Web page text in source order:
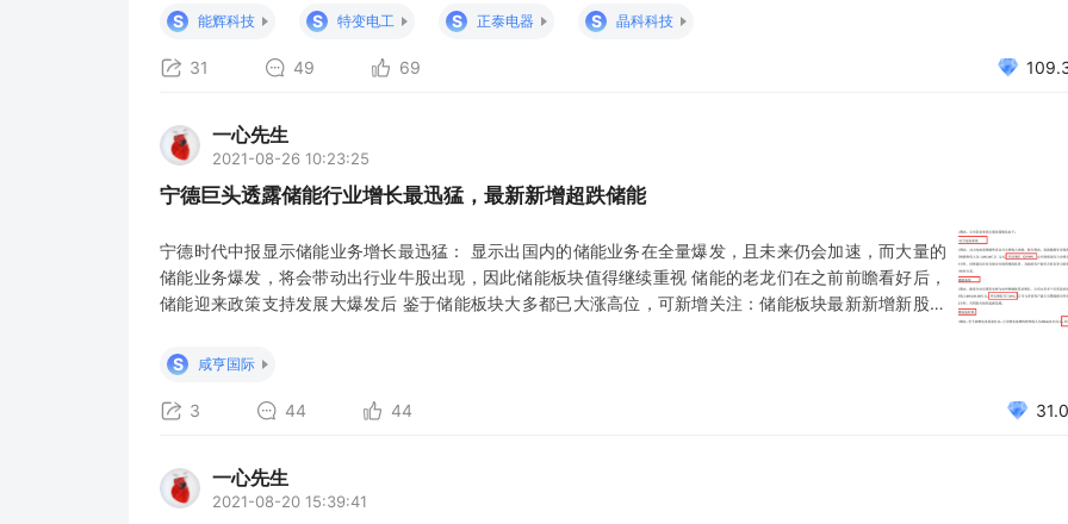
可提升2倍以上 二、系统集成商，单位盈利可提高2-3倍 三、运维资产大幅增加，提供永续现金流，值得高
估值 机
S 能辉科技 S 特变电工 S 正泰电器 S 晶科科技
31 49 69
一心先生
2021-08-26 10:23:25
宁德巨头透露储能行业增长最迅猛，最新新增超跌储能
宁德时代中报显示储能业务增长最迅猛： 显示出国内的储能业务在全量爆发，且未来仍会加速，而大量的
储能业务爆发，将会带动出行业牛股出现，因此储能板块值得继续重视 储能的老龙们在之前前瞻看好后，
储能迎来政策支持发展大爆发后 鉴于储能板块大多都已大涨高位，可新增关注：储能板块最新新增新股：
仅作为个人挖掘新增关注 恭喜发财恭喜发财恭喜发财恭喜发财恭喜发财恭喜发财恭喜发财恭喜发财恭喜发
财恭喜发财恭喜发财恭喜
S 咸亨国际
3 44 44
一心先生
2021-08-20 15:39:41